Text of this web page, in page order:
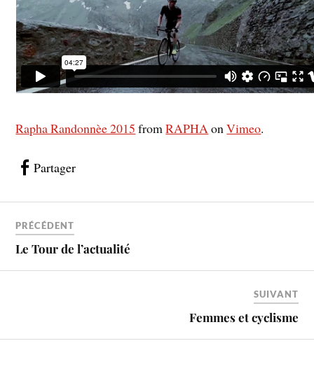
Rapha Randonnèe 2015 fromRAPHA onVimeo.
Partager
PRÉCÉDENT
Le Tour de l’actualité
SUIVANT
Femmes et cyclisme